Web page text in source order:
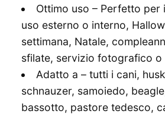
Ottimo uso – Perfetto per
uso esterno o interno,
settimana, Natale,
sfilate, servizio fotografico
Adatto a – tutti i cani,
schnauzer, samoiedo,
bassotto, pastore tedesco,